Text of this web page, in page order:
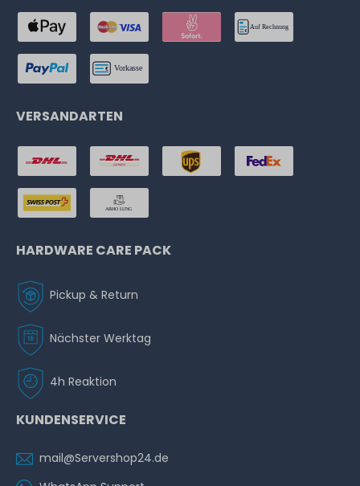
VERSANDARTEN
HARDWARE CARE PACK
Pickup & Return
Nächster Werktag
4h Reaktion
KUNDENSERVICE
mail@Servershop24.de